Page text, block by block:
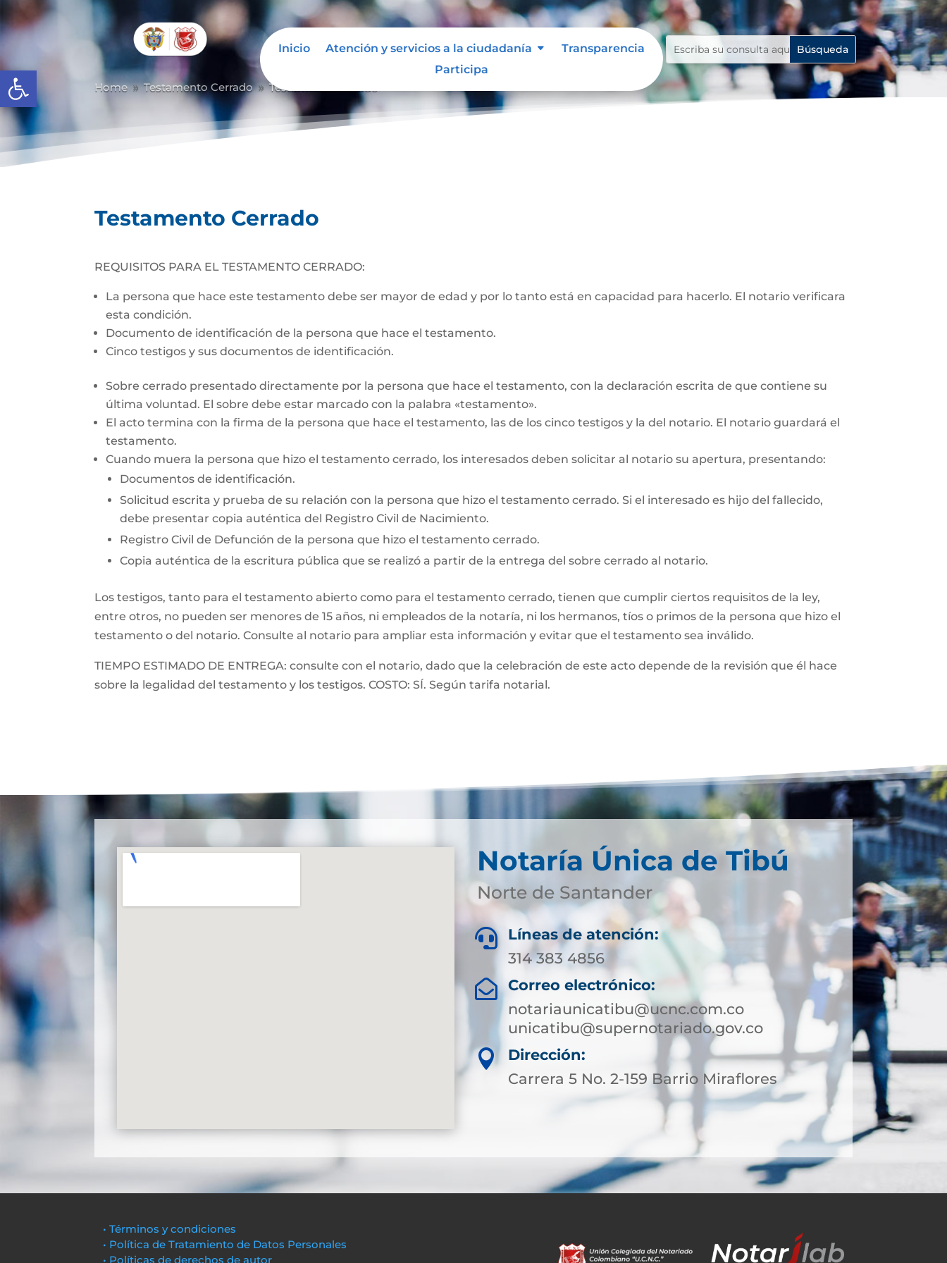
Abrir barra de herramientas
Inicio Atención y servicios a la ciudadanía
Transparencia
Participa
Home 9 Testamento Cerrado 9 Testamento Cerrado
Testamento Cerrado
REQUISITOS PARA EL TESTAMENTO CERRADO:
La persona que hace este testamento debe ser mayor de edad y por lo tanto está en capacidad para hacerlo. El notario verificara
esta condición.
Documento de identificación de la persona que hace el testamento.
Cinco testigos y sus documentos de identificación.
Sobre cerrado presentado directamente por la persona que hace el testamento, con la declaración escrita de que contiene su
última voluntad. El sobre debe estar marcado con la palabra «testamento».
El acto termina con la firma de la persona que hace el testamento, las de los cinco testigos y la del notario. El notario guardará el
testamento.
Cuando muera la persona que hizo el testamento cerrado, los interesados deben solicitar al notario su apertura, presentando:
Documentos de identificación.
Solicitud escrita y prueba de su relación con la persona que hizo el testamento cerrado. Si el interesado es hijo del fallecido,
debe presentar copia auténtica del Registro Civil de Nacimiento.
Registro Civil de Defunción de la persona que hizo el testamento cerrado.
Copia auténtica de la escritura pública que se realizó a partir de la entrega del sobre cerrado al notario.
Los testigos, tanto para el testamento abierto como para el testamento cerrado, tienen que cumplir ciertos requisitos de la ley,
entre otros, no pueden ser menores de 15 años, ni empleados de la notaría, ni los hermanos, tíos o primos de la persona que hizo el
testamento o del notario. Consulte al notario para ampliar esta información y evitar que el testamento sea inválido.
TIEMPO ESTIMADO DE ENTREGA: consulte con el notario, dado que la celebración de este acto depende de la revisión que él hace
sobre la legalidad del testamento y los testigos. COSTO: SÍ. Según tarifa notarial.
Notaría Única de Tibú
Norte de Santander

Líneas de atención:
314 383 4856
 Correo electrónico:
notariaunicatibu@ucnc.com.co
unicatibu@supernotariado.gov.co

Dirección:
Carrera 5 No. 2-159 Barrio Miraflores
• Términos y condiciones
• Política de Tratamiento de Datos Personales
• Políticas de derechos de autor